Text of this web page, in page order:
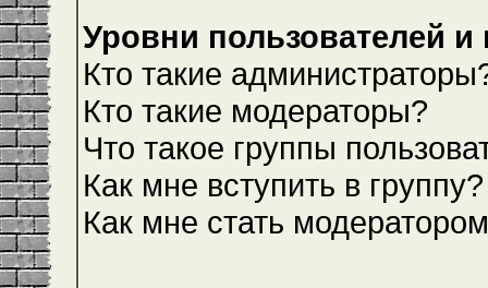
Уровни пользователей и
Кто такие
Кто такие модераторы?
Что такое группы
Как мне вступить в группу?
Как мне стать